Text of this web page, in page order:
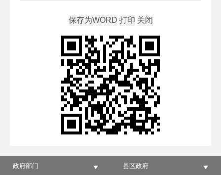
政府部门 县区政府